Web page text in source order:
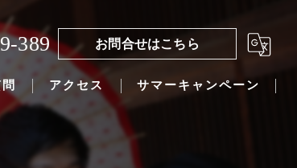
389 お問合せはこちら
アクセス サマーキャンペーン